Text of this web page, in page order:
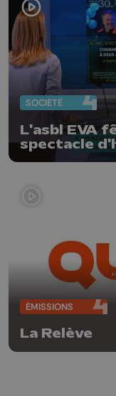
SOCIÉTÉ
L'asbl EVA
spectacle
ÉMISSIONS
La Relève